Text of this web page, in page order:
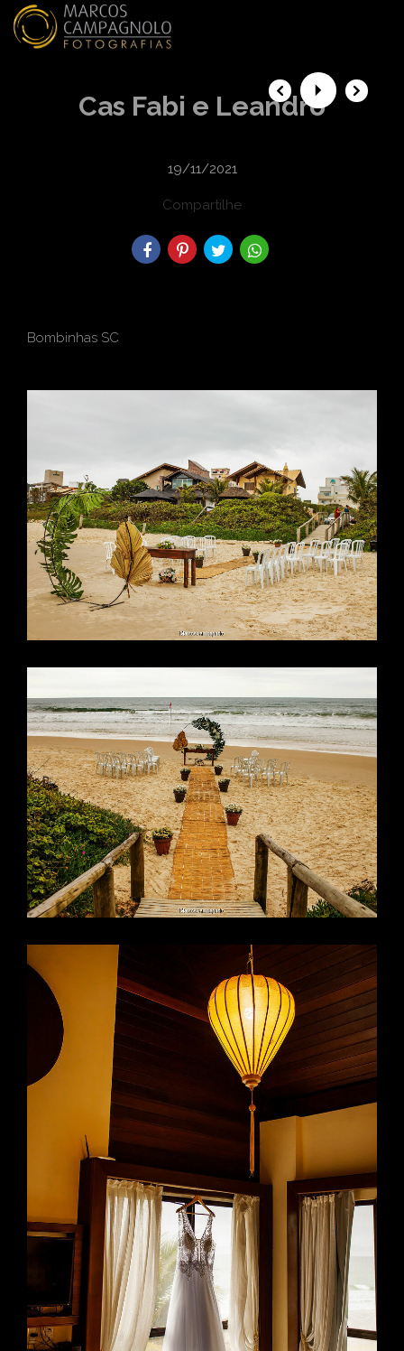
Cas Fabi e Leandro
19/11/2021
Compartilhe
Bombinhas SC